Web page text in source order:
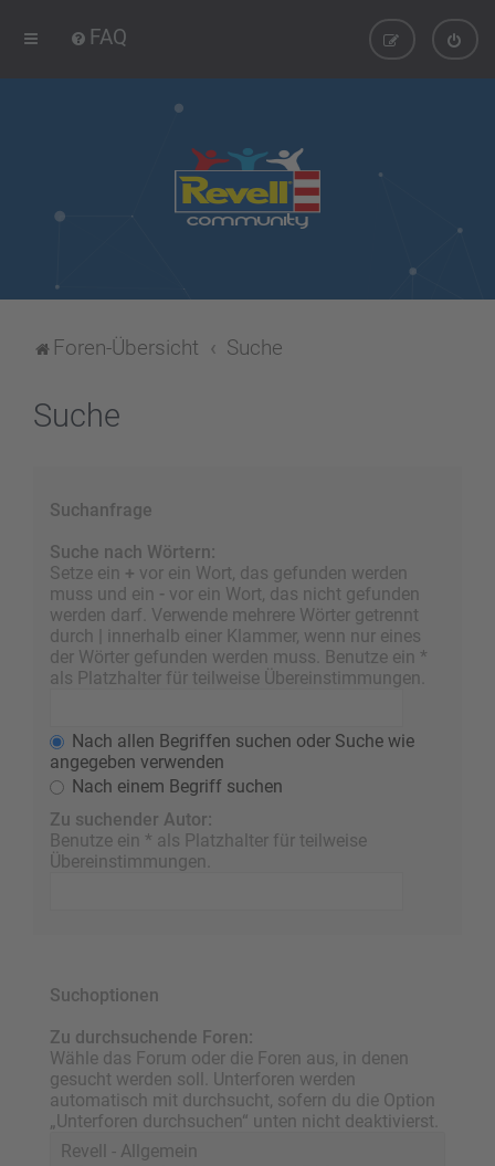
FAQ
Foren-Übersicht Suche
Suche
Suchanfrage
Suche nach Wörtern:
Setze ein + vor ein Wort, das gefunden werden
muss und ein - vor ein Wort, das nicht gefunden
werden darf. Verwende mehrere Wörter getrennt
durch
innerhalb einer Klammer, wenn nur eines
der Wörter gefunden werden muss. Benutze ein *
als Platzhalter für teilweise Übereinstimmungen.
Nach allen Begriffen suchen oder Suche wie
angegeben verwenden
Nach einem Begriff suchen
Zu suchender Autor:
Benutze ein * als Platzhalter für teilweise
Übereinstimmungen.
Suchoptionen
Zu durchsuchende Foren:
Wähle das Forum oder die Foren aus, in denen
gesucht werden soll. Unterforen werden
automatisch mit durchsucht, sofern du die Option
„Unterforen durchsuchen“ unten nicht deaktivierst.